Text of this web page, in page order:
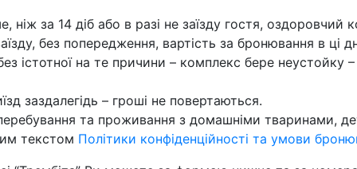
ніж за 14 діб або в разі не заїзду гостя, оздоровчий
без попередження, вартість за бронювання в ці
істотної на те причини – комплекс бере неустойку
заздалегідь – гроші не повертаються.
та проживання з домашніми тваринами,
текстом Політики конфіденційності та умови